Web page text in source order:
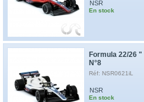
NSR
En stock
Formula 22/26
N°8
Réf: NSR0621iL
NSR
En stock